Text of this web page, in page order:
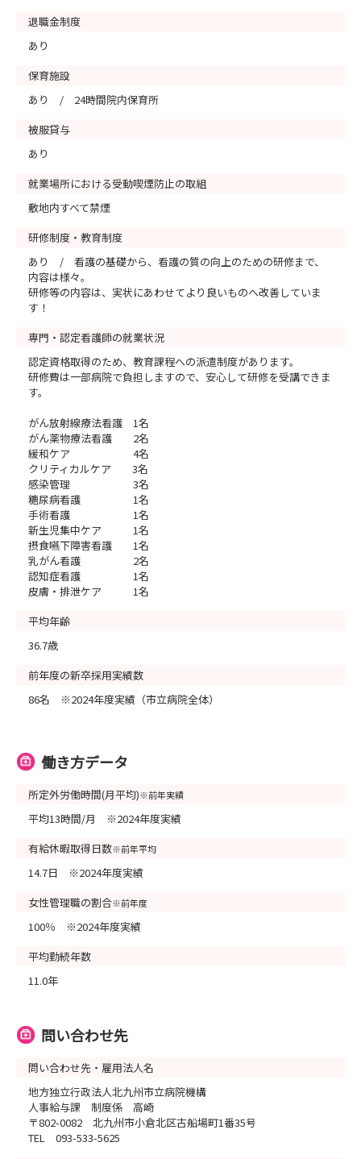
退職金制度
あり
保育施設
あり / 24時間院内保育所
被服貸与
あり
就業場所における受動喫煙防止の取組
敷地内すべて禁煙
研修制度・教育制度
あり / 看護の基礎から、看護の質の向上のための研修まで、
内容は様々。
研修等の内容は、実状にあわせてより良いものへ改善していま
す！
専門・認定看護師の就業状況
認定資格取得のため、教育課程への派遣制度があります。
研修費は一部病院で負担しますので、安心して研修を受講できま
す。
がん放射線療法看護 1名
がん薬物療法看護 2名
緩和ケア 4名
クリティカルケア 3名
感染管理 3名
糖尿病看護 1名
手術看護 1名
新生児集中ケア 1名
摂食嚥下障害看護 1名
乳がん看護 2名
認知症看護 1名
皮膚・排泄ケア 1名
平均年齢
36.7歳
前年度の新卒採用実績数
86名 ※2024年度実績（市立病院全体）
働き方データ
所定外労働時間(月平均)※前年実績
平均13時間/月 ※2024年度実績
有給休暇取得日数※前年平均
14.7日 ※2024年度実績
女性管理職の割合※前年度
100％ ※2024年度実績
平均勤続年数
11.0年
問い合わせ先
問い合わせ先・雇用法人名
地方独立行政法人北九州市立病院機構
人事給与課 制度係 高崎
〒802-0082 北九州市小倉北区古船場町1番35号
TEL 093-533-5625